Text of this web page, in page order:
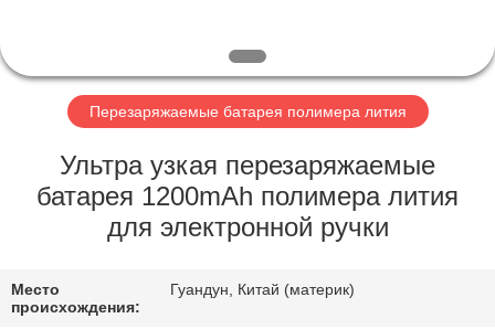
ПУТЕШЕСТВИЕ
ФАБРИКИ
ПРОВЕРКА
КАЧЕСТВА
СВЯЖИТЕСЬ
Перезаряжаемые батарея полимера лития
Ультра узкая перезаряжаемые
батарея 1200mAh полимера лития
для электронной ручки
Место
происхождения:
Гуандун, Китай (материк)